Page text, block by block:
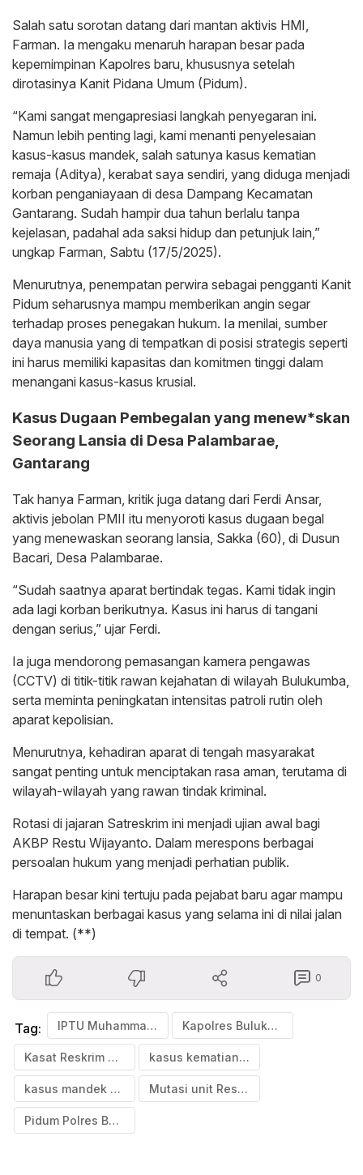
Salah satu sorotan datang dari mantan aktivis HMI,
Farman. Ia mengaku menaruh harapan besar pada
kepemimpinan Kapolres baru, khususnya setelah
dirotasinya Kanit Pidana Umum (Pidum).
“Kami sangat mengapresiasi langkah penyegaran ini.
Namun lebih penting lagi, kami menanti penyelesaian
kasus-kasus mandek, salah satunya kasus kematian
remaja (Aditya), kerabat saya sendiri, yang diduga menjadi
korban penganiayaan di desa Dampang Kecamatan
Gantarang. Sudah hampir dua tahun berlalu tanpa
kejelasan, padahal ada saksi hidup dan petunjuk lain,”
ungkap Farman, Sabtu (17/5/2025).
Menurutnya, penempatan perwira sebagai pengganti Kanit
Pidum seharusnya mampu memberikan angin segar
terhadap proses penegakan hukum. Ia menilai, sumber
daya manusia yang di tempatkan di posisi strategis seperti
ini harus memiliki kapasitas dan komitmen tinggi dalam
menangani kasus-kasus krusial.
Kasus Dugaan Pembegalan yang menew*skan
Seorang Lansia di Desa Palambarae,
Gantarang
Tak hanya Farman, kritik juga datang dari Ferdi Ansar,
aktivis jebolan PMII itu menyoroti kasus dugaan begal
yang menewaskan seorang lansia, Sakka (60), di Dusun
Bacari, Desa Palambarae.
“Sudah saatnya aparat bertindak tegas. Kami tidak ingin
ada lagi korban berikutnya. Kasus ini harus di tangani
dengan serius,” ujar Ferdi.
Ia juga mendorong pemasangan kamera pengawas
(CCTV) di titik-titik rawan kejahatan di wilayah Bulukumba,
serta meminta peningkatan intensitas patroli rutin oleh
aparat kepolisian.
Menurutnya, kehadiran aparat di tengah masyarakat
sangat penting untuk menciptakan rasa aman, terutama di
wilayah-wilayah yang rawan tindak kriminal.
Rotasi di jajaran Satreskrim ini menjadi ujian awal bagi
AKBP Restu Wijayanto. Dalam merespons berbagai
persoalan hukum yang menjadi perhatian publik.
Harapan besar kini tertuju pada pejabat baru agar mampu
menuntaskan berbagai kasus yang selama ini di nilai jalan
di tempat. (**)
0
Tag: IPTU Muhammad Ali Jabat Kasat Reskrim Kapolres Bulukumba
Kasat Reskrim Polres Bulukumba kasus kematian Aditya
kasus mandek polres Bulukumba Mutasi unit Reskrim polres Bululumba
Pidum Polres Bulukumba